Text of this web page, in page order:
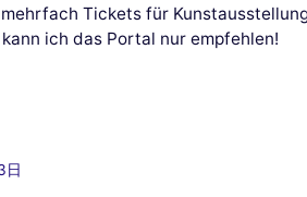
Tickets für
ich das Portal nur empfehlen!
日